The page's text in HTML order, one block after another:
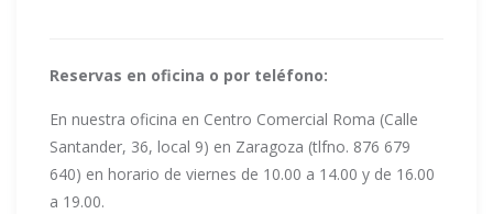
Reservas en oficina o por teléfono:
En nuestra oficina en Centro Comercial Roma (Calle
Santander, 36, local 9) en Zaragoza (tlfno. 876 679
640) en horario de viernes de 10.00 a 14.00 y de 16.00
a 19.00.